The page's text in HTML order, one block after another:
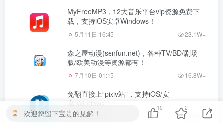
MyFreeMP3，12大音乐平台vip资源免费下
载，支持iOS安卓Windows！
5月11日 16:45 23.1W+
森之屋动漫(senfun.net)，各种TV/BD/剧场
版/欧美动漫等资源都有！
7月10日 01:15 16.8W+
免翻直接上“pixiv站”，支持iOS/安
卓/Windows！
3月2日 20:27 12.8W+
欢迎您留下宝贵的见解！
10 2